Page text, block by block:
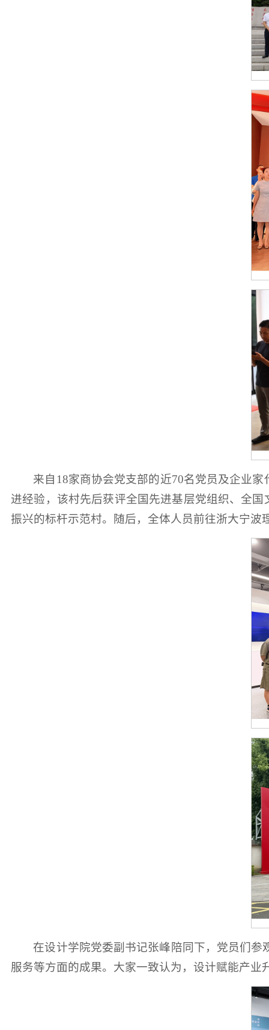
来自18家商协会党支部的近70名党员及企业
进经验，该村先后获评全国先进基层党组织、全
振兴的标杆示范村。随后，全体人员前往浙大宁
在设计学院党委副书记张峰陪同下，党员们
服务等方面的成果。大家一致认为，设计赋能产业